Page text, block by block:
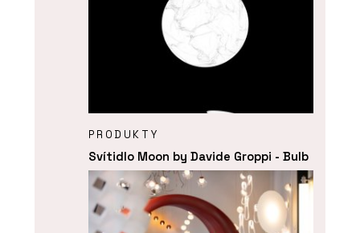
PRODUKTY
Svítidlo Moon by Davide Groppi - Bulb